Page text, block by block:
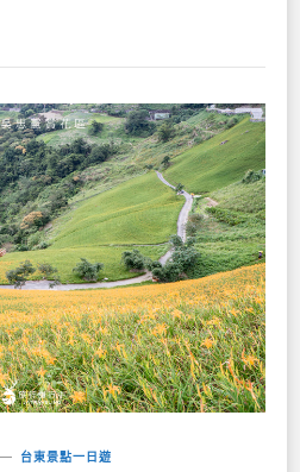
台東景點一日遊